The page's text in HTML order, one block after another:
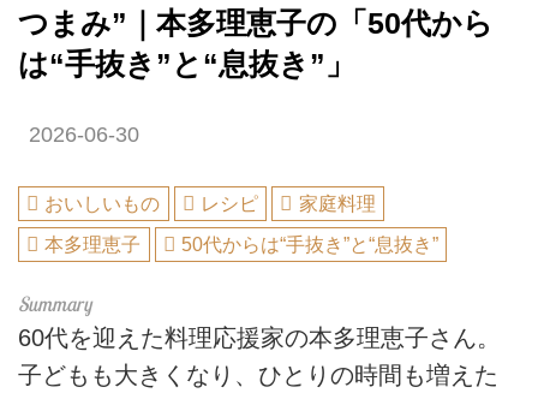
つまみ”｜本多理恵子の「50代から
は“手抜き”と“息抜き”」
2026-06-30
おいしいもの レシピ
家庭料理
本多理恵子
50代からは“手抜き”と“息抜き”
60代を迎えた料理応援家の本多理恵子さん。
子どもも大きくなり、ひとりの時間も増えた